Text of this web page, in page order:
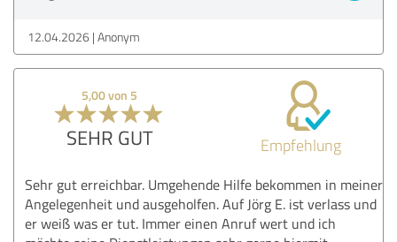
12.04.2026 Anonym
5,00 von 5
SEHR GUT Empfehlung
Sehr gut erreichbar. Umgehende Hilfe bekommen in meiner
Angelegenheit und ausgeholfen. Auf Jörg E. ist verlass und
er weiß was er tut. Immer einen Anruf wert und ich